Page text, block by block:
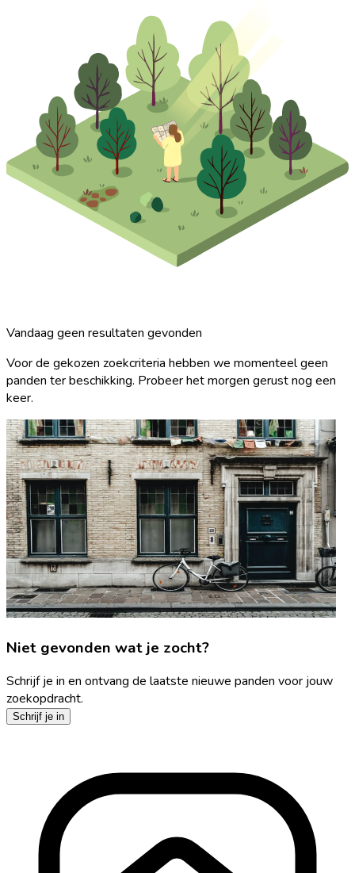
Vandaag geen resultaten gevonden
Voor de gekozen zoekcriteria hebben we momenteel geen
panden ter beschikking. Probeer het morgen gerust nog een
keer.
Niet gevonden wat je zocht?
Schrijf je in en ontvang de laatste nieuwe panden voor jouw
zoekopdracht.
Schrijf je in